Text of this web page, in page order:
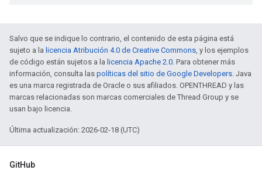
Salvo que se indique lo contrario, el contenido de esta página está
sujeto a la licencia Atribución 4.0 de Creative Commons, y los ejemplos
de código están sujetos a la licencia Apache 2.0. Para obtener más
información, consulta las políticas del sitio de Google Developers. Java
es una marca registrada de Oracle o sus afiliados. OPENTHREAD y las
marcas relacionadas son marcas comerciales de Thread Group y se
usan bajo licencia.
Última actualización: 2026-02-18 (UTC)
GitHub